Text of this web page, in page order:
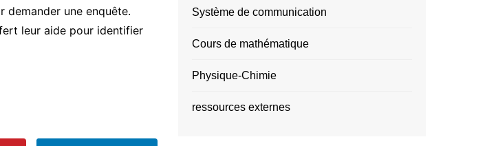
demander une enquête.
leur aide pour identifier
Système de communication
Cours de mathématique
Physique-Chimie
ressources externes